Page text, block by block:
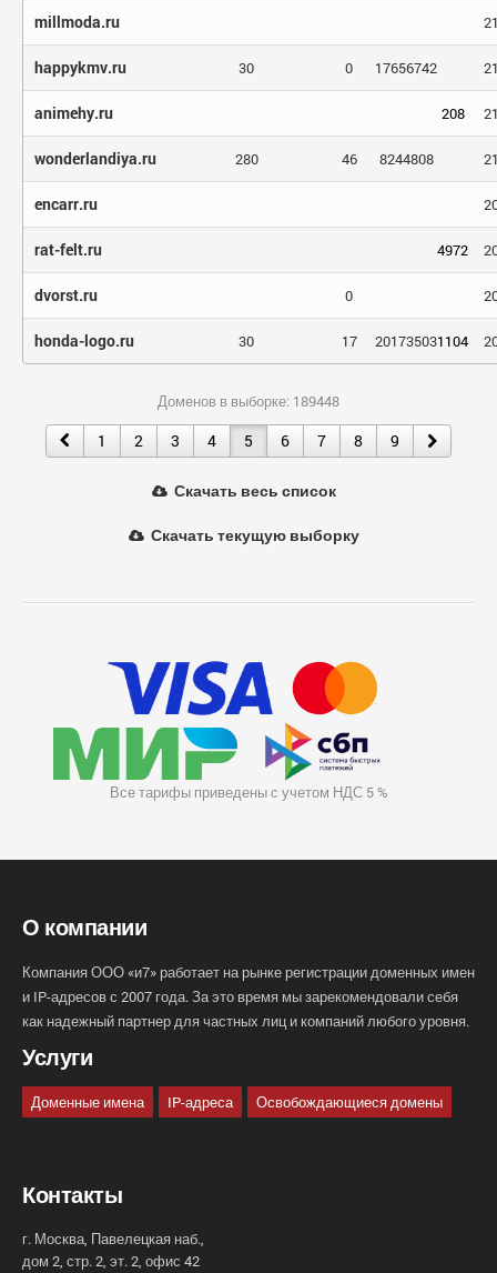
millmoda.ru
happykmv.ru 30 0 17656742
animehy.ru 208
wonderlandiya.ru 280 46 8244808
encarr.ru
rat-felt.ru 4972
dvorst.ru 0
honda-logo.ru 30 17 201735031104
Доменов в выборке: 189448
1 2 3 4 5 6 7 8 9
Скачать весь список
Скачать текущую выборку
Все тарифы приведены с учетом НДС 5 %
О компании
Компания ООО «и7» работает на рынке регистрации доменных имен
и IP-адресов с 2007 года. За это время мы зарекомендовали себя
как надежный партнер для частных лиц и компаний любого уровня.
Услуги
Доменные имена IP-адреса Освобождающиеся домены
Контакты
г. Москва, Павелецкая наб.,
дом 2, стр. 2, эт. 2, офис 42